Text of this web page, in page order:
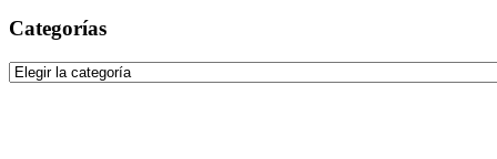
Categorías
Categorías